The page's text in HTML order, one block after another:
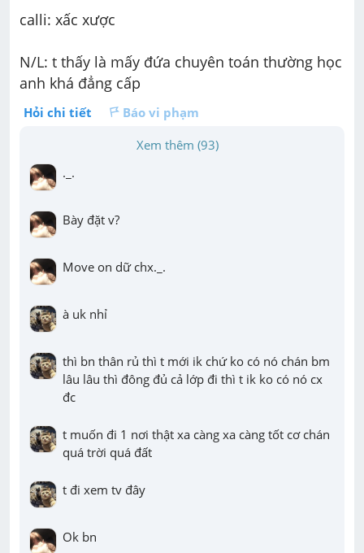
calli: xấc xược
N/L: t thấy là mấy đứa chuyên toán thường học
anh khá đẳng cấp
Hỏi chi tiết
Báo vi phạm
Xem thêm (93)
._.
Bày đặt v?
Move on dữ chx._.
à uk nhỉ
thì bn thân rủ thì t mới ik chứ ko có nó chán bm
lâu lâu thì đông đủ cả lớp đi thì t ik ko có nó cx
đc
t muốn đi 1 nơi thật xa càng xa càng tốt cơ chán
quá trời quá đất
t đi xem tv đây
Ok bn